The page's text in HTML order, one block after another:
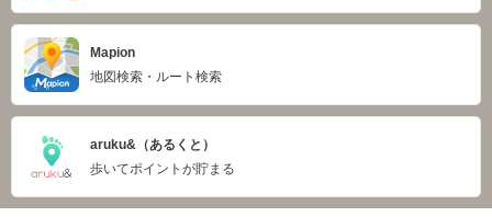
Mapion
地図検索・ルート検索
aruku&（あるくと）
歩いてポイントが貯まる